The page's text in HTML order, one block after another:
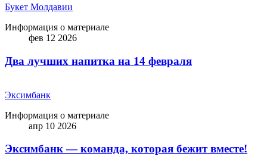
Букет Молдавии
Информация о материале
фев 12 2026
Два лучших напитка на 14 февраля
Эксимбанк
Информация о материале
апр 10 2026
Эксимбанк — команда, которая бежит вместе!